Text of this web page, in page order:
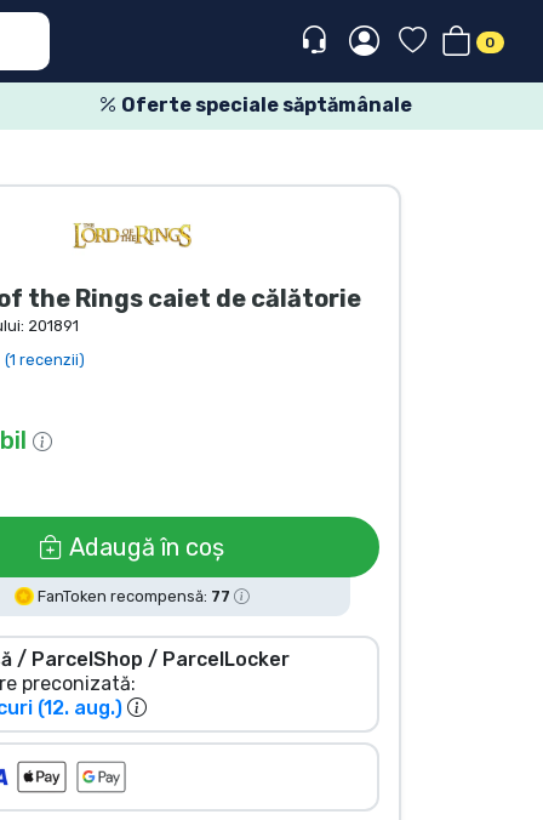
0
Oferte speciale săptămânale
the Rings caiet de călătorie
201891
(1 recenzii)
Adaugă în coș
FanToken recompensă: 77
/ ParcelShop / ParcelLocker
preconizată:
(12. aug.)